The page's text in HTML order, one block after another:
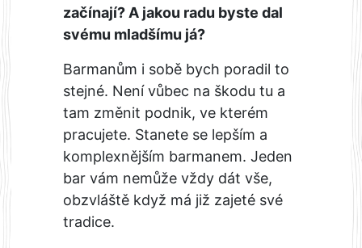
začínají? A jakou radu byste dal
svému mladšímu já?
Barmanům i sobě bych poradil to
stejné. Není vůbec na škodu tu a
tam změnit podnik, ve kterém
pracujete. Stanete se lepším a
komplexnějším barmanem. Jeden
bar vám nemůže vždy dát vše,
obzvláště když má již zajeté své
tradice.